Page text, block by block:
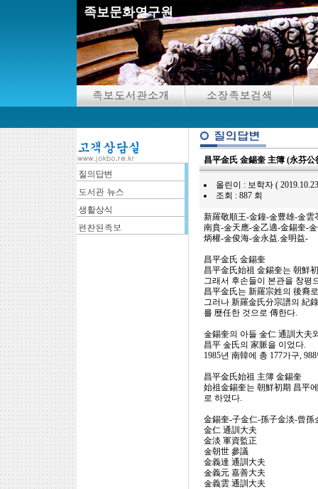
족보문화연구원
昌平金氏 金錫奎 主簿 (永芬公
올린이 : 보학자 (
조회 : 887 회
新羅敬順王-金鐘-金豊雄-金
南賁-金天應-金乙適-金錫奎-
炳權-金俊海-金永益.金明益-
昌平金氏 金錫奎
昌平金氏始祖 金錫奎는 朝鮮
그래서 후손들이 본관을 창평
昌平金氏는 新羅宗姓의 後裔
그러나 新羅金氏分宗譜의 紀
를 歷任한 것으로 傳한다.
金錫奎의 아들 金仁 通訓大夫
昌平 金氏의 家脈을 이었다.
1985년 南韓에 총 177가구,
昌平金氏始祖 主簿 金錫奎
始祖金錫奎는 朝鮮初期 昌平
로 하였다.
金錫奎-子金仁-孫子金淡-曾
金仁 通訓大夫
金淡 軍資監正
金朝世 參議
金義達 通訓大夫
金義元 嘉善大夫
金義雲 通訓大夫